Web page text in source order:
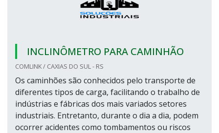
INCLINÔMETRO PARA CAMINHÃO
COMLINK / CAXIAS DO SUL - RS
Os caminhões são conhecidos pelo transporte de
diferentes tipos de carga, facilitando o trabalho de
indústrias e fábricas dos mais variados setores
industriais. Entretanto, durante o dia a dia, podem
ocorrer acidentes como tombamentos ou riscos